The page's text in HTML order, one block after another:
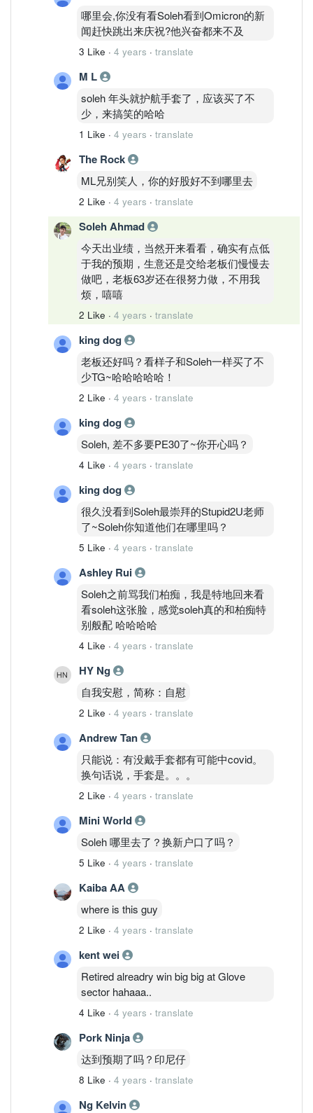
哪里会,你没有看Soleh看到Omicron的新
闻赶快跳出来庆祝?他兴奋都来不及
3 Like · 4 years · translate
M L
soleh 年头就护航手套了，应该买了不
少，来搞笑的哈哈
1 Like · 4 years · translate
The Rock
ML兄别笑人，你的好股好不到哪里去
2 Like · 4 years · translate
Soleh Ahmad
今天出业绩，当然开来看看，确实有点低
于我的预期，生意还是交给老板们慢慢去
做吧，老板63岁还在很努力做，不用我
烦，嘻嘻
2 Like · 4 years · translate
king dog
老板还好吗？看样子和Soleh一样买了不
少TG~哈哈哈哈哈！
2 Like · 4 years · translate
king dog
Soleh, 差不多要PE30了~你开心吗？
4 Like · 4 years · translate
king dog
很久没看到Soleh最崇拜的Stupid2U老师
了~Soleh你知道他们在哪里吗？
5 Like · 4 years · translate
Ashley Rui
Soleh之前骂我们柏痴，我是特地回来看
看soleh这张脸，感觉soleh真的和柏痴特
别般配 哈哈哈哈
4 Like · 4 years · translate
HY Ng
自我安慰，简称：自慰
2 Like · 4 years · translate
Andrew Tan
只能说：有没戴手套都有可能中covid。
换句话说，手套是。。。
2 Like · 4 years · translate
Mini World
Soleh 哪里去了？换新户口了吗？
5 Like · 4 years · translate
Kaiba AA
where is this guy
2 Like · 4 years · translate
kent wei
Retired alreadry win big big at Glove
sector hahaaa..
4 Like · 4 years · translate
Pork Ninja
达到预期了吗？印尼仔
8 Like · 4 years · translate
Ng Kelvin